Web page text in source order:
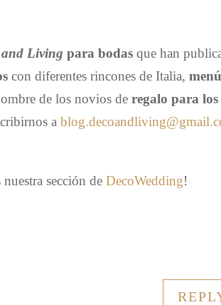
and Living para bodas que han
con diferentes rincones de Italia,
de los novios deregalo para los
a
sección deDecoWedding!